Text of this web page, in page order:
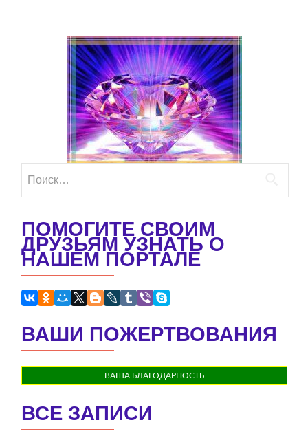
ПОМОГИТЕ СВОИМ
ДРУЗЬЯМ УЗНАТЬ О
НАШЕМ ПОРТАЛЕ
ВАШИ ПОЖЕРТВОВАНИЯ
ВАША БЛАГОДАРНОСТЬ
ВСЕ ЗАПИСИ